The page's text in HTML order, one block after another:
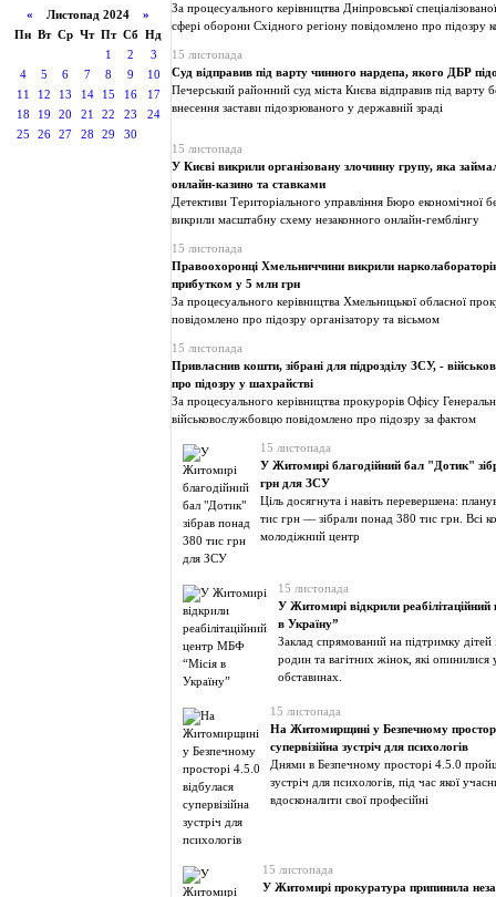
« Листопад 2024 »
Пн Вт Ср Чт Пт Сб Нд
1
2
3
4
5 6 7 8 9
10
11
12 13 14 15 16
17
18
19 20 21 22 23
24
25
26 27 28 29 30
За процесуального керівництва Дніпровської
сфері оборони Східного регіону повідомлено про підозру
15 листопада
Суд відправив під варту чинного нардепа, якого ДБР
Печерський районний суд міста Києва відправив під варту
внесення застави підозрюваного у державній зраді
15 листопада
У Києві викрили організовану злочинну групу, яка
онлайн-казино та ставками
Детективи Територіального управління Бюро економічної
викрили масштабну схему незаконного онлайн-гемблінгу
15 листопада
Правоохоронці Хмельниччини викрили
прибутком у 5 млн грн
За процесуального керівництва Хмельницької обласної
повідомлено про підозру організатору та вісьмом
15 листопада
Привласнив кошти, зібрані для підрозділу ЗСУ, -
про підозру у шахрайстві
За процесуального керівництва прокурорів Офісу
військовослужбовцю повідомлено про підозру за фактом
15 листопада
У Житомирі благодійний бал "Дотик"
грн для ЗСУ
Ціль досягнута і навіть перевершена:
тис грн — зібрали понад 380 тис грн. Всі
молодіжний центр
15 листопада
У Житомирі відкрили
в Україну”
Заклад спрямований на підтримку дітей
родин та вагітних жінок, які
обставинах.
15 листопада
На Житомирщині у Безпечному
супервізійна зустріч для психологів
Днями в Безпечному просторі 4.5.0
зустріч для психологів, під час якої
вдосконалити свої професійні
15 листопада
У Житомирі прокуратура припинила